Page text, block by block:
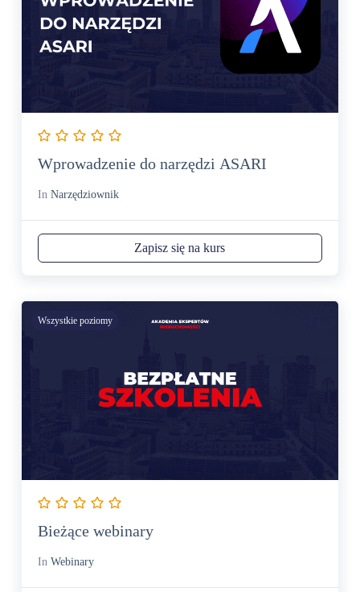
Wprowadzenie do narzędzi ASARI
In Narzędziownik
Zapisz się na kurs
Wszystkie poziomy
Bieżące webinary
In Webinary